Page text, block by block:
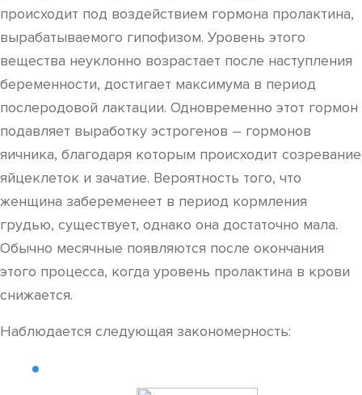
происходит под воздействием гормона пролактина,
вырабатываемого гипофизом. Уровень этого
вещества неуклонно возрастает после наступления
беременности, достигает максимума в период
послеродовой лактации. Одновременно этот гормон
подавляет выработку эстрогенов – гормонов
яичника, благодаря которым происходит созревание
яйцеклеток и зачатие. Вероятность того, что
женщина забеременеет в период кормления
грудью, существует, однако она достаточно мала.
Обычно месячные появляются после окончания
этого процесса, когда уровень пролактина в крови
снижается.
Наблюдается следующая закономерность: